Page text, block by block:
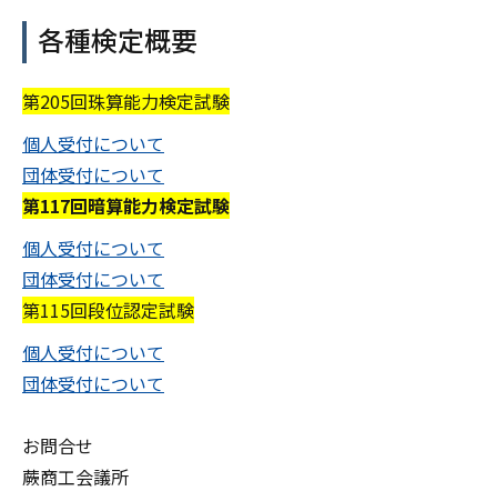
各種検定概要
第205回珠算能力検定試験
個人受付について
団体受付について
第117回暗算能力検定試験
個人受付について
団体受付について
第115回段位認定試験
個人受付について
団体受付について
お問合せ
蕨商工会議所